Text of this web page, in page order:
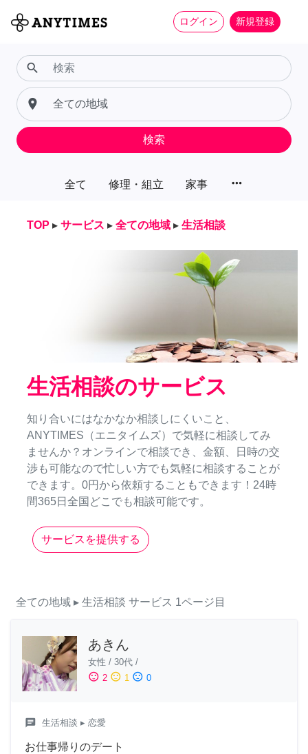
ログイン 新規登録
全て 修理・組立 家事 more_horiz
search
place
検索
TOP ▸ サービス ▸ 全ての地域 ▸ 生活相談
生活相談のサービス
知り合いにはなかなか相談しにくいこと、
ANYTIMES（エニタイムズ）で気軽に相談してみ
ませんか？オンラインで相談でき、金額、日時の交
渉も可能なので忙しい方でも気軽に相談することが
できます。0円から依頼することもできます！24時
間365日全国どこでも相談可能です。
サービスを提供する
全ての地域 ▸ 生活相談 サービス 1ページ目
あきん
女性 / 30代 /
sentiment_satisfied 2 sentiment_neutral 1 sentiment_dissatisfied 0
chat 生活相談 ▸ 恋愛
お仕事帰りのデート